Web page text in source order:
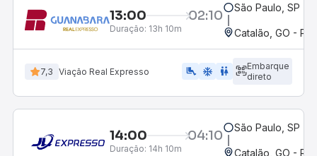
13:00 02:10
Duração: 13h 10m
São Paulo, SP -
Catalão, GO -
7,3 Viação Real Expresso airline_seat_legroom_extra ac_unit wc
Embarque
direto
14:00 04:10
Duração: 14h 10m
São Paulo, SP -
Catalão, GO -